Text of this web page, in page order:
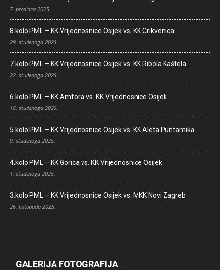
7. prosinca 2025.
8.kolo PML – KK Vrijednosnice Osijek vs. KK Crikvenica
29. studenoga 2025.
7.kolo PML – KK Vrijednosnice Osijek vs. KK Ribola Kaštela
22. studenoga 2025.
6.kolo PML – KK Amfora vs. KK Vrijednosnice Osijek
16. studenoga 2025.
5.kolo PML – KK Vrijednosnice Osijek vs. KK Aleta Puntamika
9. studenoga 2025.
4.kolo PML – KK Gorica vs. KK Vrijednosnice Osijek
1. studenoga 2025.
3.kolo PML – KK Vrijednosnice Osijek vs. MKK Novi Zagreb
26. listopada 2025.
GALERIJA FOTOGRAFIJA